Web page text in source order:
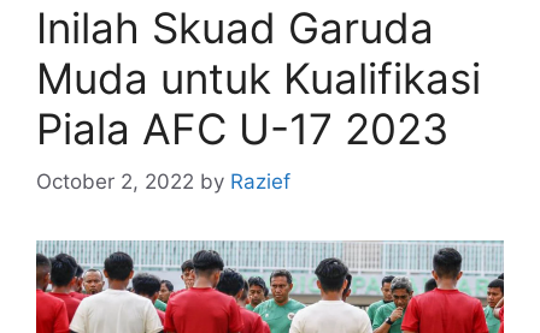
Inilah Skuad Garuda
Muda untuk Kualifikasi
Piala AFC U-17 2023
October 2, 2022 by Razief